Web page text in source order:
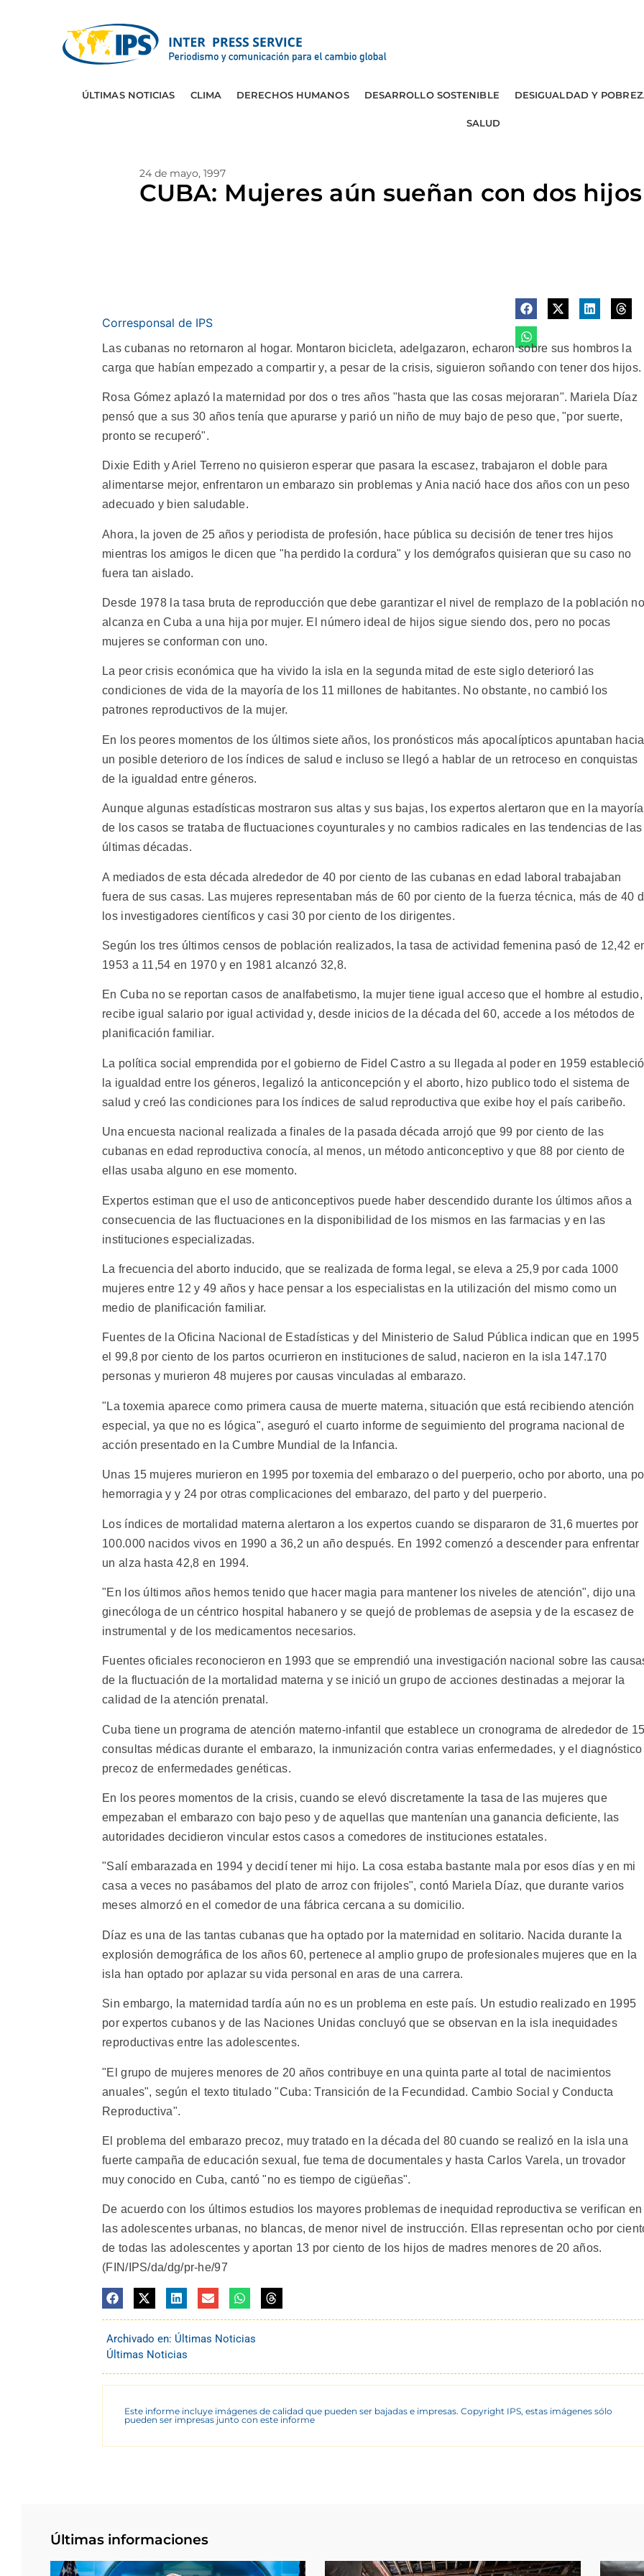
ÚLTIMAS NOTICIAS CLIMA DERECHOS HUMANOS DESARROLLO SOSTENIBLE DESIGUALDAD Y
SALUD
24 de mayo, 1997
CUBA: Mujeres aún sueñan con dos hijos
Corresponsal de IPS
Las cubanas no retornaron al hogar. Montaron bicicleta, adelgazaron, echaron sobre sus hombros la
carga que habían empezado a compartir y, a pesar de la crisis, siguieron soñando con tener dos hijos.
Rosa Gómez aplazó la maternidad por dos o tres años "hasta que las cosas mejoraran". Mariela Díaz
pensó que a sus 30 años tenía que apurarse y parió un niño de muy bajo de peso que, "por suerte,
pronto se recuperó".
Dixie Edith y Ariel Terreno no quisieron esperar que pasara la escasez, trabajaron el doble para
alimentarse mejor, enfrentaron un embarazo sin problemas y Ania nació hace dos años con un peso
adecuado y bien saludable.
Ahora, la joven de 25 años y periodista de profesión, hace pública su decisión de tener tres hijos
mientras los amigos le dicen que "ha perdido la cordura" y los demógrafos quisieran que su caso no
fuera tan aislado.
Desde 1978 la tasa bruta de reproducción que debe garantizar el nivel de remplazo de la población no
alcanza en Cuba a una hija por mujer. El número ideal de hijos sigue siendo dos, pero no pocas
mujeres se conforman con uno.
La peor crisis económica que ha vivido la isla en la segunda mitad de este siglo deterioró las
condiciones de vida de la mayoría de los 11 millones de habitantes. No obstante, no cambió los
patrones reproductivos de la mujer.
En los peores momentos de los últimos siete años, los pronósticos más apocalípticos apuntaban hacia
un posible deterioro de los índices de salud e incluso se llegó a hablar de un retroceso en conquistas
de la igualdad entre géneros.
Aunque algunas estadísticas mostraron sus altas y sus bajas, los expertos alertaron que en la mayoría
de los casos se trataba de fluctuaciones coyunturales y no cambios radicales en las tendencias de las
últimas décadas.
A mediados de esta década alrededor de 40 por ciento de las cubanas en edad laboral trabajaban
fuera de sus casas. Las mujeres representaban más de 60 por ciento de la fuerza técnica, más de 40
los investigadores científicos y casi 30 por ciento de los dirigentes.
Según los tres últimos censos de población realizados, la tasa de actividad femenina pasó de 12,42
1953 a 11,54 en 1970 y en 1981 alcanzó 32,8.
En Cuba no se reportan casos de analfabetismo, la mujer tiene igual acceso que el hombre al estudio,
recibe igual salario por igual actividad y, desde inicios de la década del 60, accede a los métodos de
planificación familiar.
La política social emprendida por el gobierno de Fidel Castro a su llegada al poder en 1959 estableció
la igualdad entre los géneros, legalizó la anticoncepción y el aborto, hizo publico todo el sistema de
salud y creó las condiciones para los índices de salud reproductiva que exibe hoy el país caribeño.
Una encuesta nacional realizada a finales de la pasada década arrojó que 99 por ciento de las
cubanas en edad reproductiva conocía, al menos, un método anticonceptivo y que 88 por ciento de
ellas usaba alguno en ese momento.
Expertos estiman que el uso de anticonceptivos puede haber descendido durante los últimos años a
consecuencia de las fluctuaciones en la disponibilidad de los mismos en las farmacias y en las
instituciones especializadas.
La frecuencia del aborto inducido, que se realizada de forma legal, se eleva a 25,9 por cada 1000
mujeres entre 12 y 49 años y hace pensar a los especialistas en la utilización del mismo como un
medio de planificación familiar.
Fuentes de la Oficina Nacional de Estadísticas y del Ministerio de Salud Pública indican que en 1995
el 99,8 por ciento de los partos ocurrieron en instituciones de salud, nacieron en la isla 147.170
personas y murieron 48 mujeres por causas vinculadas al embarazo.
"La toxemia aparece como primera causa de muerte materna, situación que está recibiendo atención
especial, ya que no es lógica", aseguró el cuarto informe de seguimiento del programa nacional de
acción presentado en la Cumbre Mundial de la Infancia.
Unas 15 mujeres murieron en 1995 por toxemia del embarazo o del puerperio, ocho por aborto, una
hemorragia y y 24 por otras complicaciones del embarazo, del parto y del puerperio.
Los índices de mortalidad materna alertaron a los expertos cuando se dispararon de 31,6 muertes por
100.000 nacidos vivos en 1990 a 36,2 un año después. En 1992 comenzó a descender para enfrentar
un alza hasta 42,8 en 1994.
"En los últimos años hemos tenido que hacer magia para mantener los niveles de atención", dijo una
ginecóloga de un céntrico hospital habanero y se quejó de problemas de asepsia y de la escasez de
instrumental y de los medicamentos necesarios.
Fuentes oficiales reconocieron en 1993 que se emprendió una investigación nacional sobre las
de la fluctuación de la mortalidad materna y se inició un grupo de acciones destinadas a mejorar la
calidad de la atención prenatal.
Cuba tiene un programa de atención materno-infantil que establece un cronograma de alrededor de
consultas médicas durante el embarazo, la inmunización contra varias enfermedades, y el diagnóstico
precoz de enfermedades genéticas.
En los peores momentos de la crisis, cuando se elevó discretamente la tasa de las mujeres que
empezaban el embarazo con bajo peso y de aquellas que mantenían una ganancia deficiente, las
autoridades decidieron vincular estos casos a comedores de instituciones estatales.
"Salí embarazada en 1994 y decidí tener mi hijo. La cosa estaba bastante mala por esos días y en mi
casa a veces no pasábamos del plato de arroz con frijoles", contó Mariela Díaz, que durante varios
meses almorzó en el comedor de una fábrica cercana a su domicilio.
Díaz es una de las tantas cubanas que ha optado por la maternidad en solitario. Nacida durante la
explosión demográfica de los años 60, pertenece al amplio grupo de profesionales mujeres que en la
isla han optado por aplazar su vida personal en aras de una carrera.
Sin embargo, la maternidad tardía aún no es un problema en este país. Un estudio realizado en 1995
por expertos cubanos y de las Naciones Unidas concluyó que se observan en la isla inequidades
reproductivas entre las adolescentes.
"El grupo de mujeres menores de 20 años contribuye en una quinta parte al total de nacimientos
anuales", según el texto titulado "Cuba: Transición de la Fecundidad. Cambio Social y Conducta
Reproductiva".
El problema del embarazo precoz, muy tratado en la década del 80 cuando se realizó en la isla una
fuerte campaña de educación sexual, fue tema de documentales y hasta Carlos Varela, un trovador
muy conocido en Cuba, cantó "no es tiempo de cigüeñas".
De acuerdo con los últimos estudios los mayores problemas de inequidad reproductiva se verifican en
las adolescentes urbanas, no blancas, de menor nivel de instrucción. Ellas representan ocho por
de todas las adolescentes y aportan 13 por ciento de los hijos de madres menores de 20 años.
(FIN/IPS/da/dg/pr-he/97
Archivado en: Últimas Noticias
Últimas Noticias
Este informe incluye imágenes de calidad que pueden ser bajadas e impresas. Copyright IPS, estas imágenes sólo
pueden ser impresas junto con este informe
Últimas informaciones